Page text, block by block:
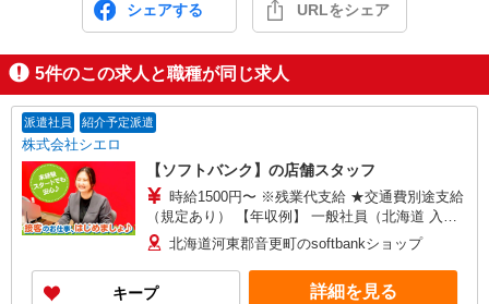
シェアする URLをシェア
5件のこの求人と職種が同じ求人
派遣社員 紹介予定派遣
株式会社シエロ
【ソフトバンク】の店舗スタッフ
時給1500円〜 ※残業代支給 ★交通費別途支給
（規定あり） 【年収例】 一般社員（北海道 入社2
年目21歳） 330万円/月給200,000円+各種手当 店
長（関東 入社4年目26歳） 462万円/月給
252,000円+各種手当 ゜+゜・。○。・゜+゜・。
○。・゜+゜ 入社祝い金10万円支給(規定有) お友達
北海道河東郡音更町のsoftbankショップ
キープ 詳細を見る